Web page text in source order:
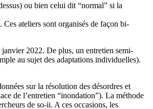
ou bien celui dit “normal” si la
ateliers sont organisés de façon bi-
2022. De plus, un entretien semi-
au sujet des adaptations individuelles).
sur la résolution des désordres et
de l’entretien “inondation”). La méthode
de so-ii. A ces occasions, les